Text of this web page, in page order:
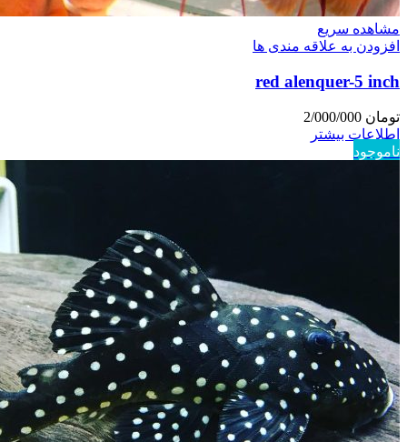
مشاهده سریع
افزودن به علاقه مندی ها
red alenquer-5 inch
تومان
اطلاعات بیشتر
ناموجود